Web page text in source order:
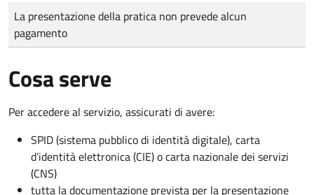
Tipo di pagamento
Importo
La presentazione della pratica non prevede alcun
pagamento
Cosa serve
Per accedere al servizio, assicurati di avere:
SPID (sistema pubblico di identità digitale), carta
d’identità elettronica (CIE) o carta nazionale dei servizi
(CNS)
tutta la documentazione prevista per la presentazione